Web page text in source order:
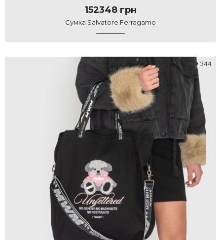
152348 грн
Сумка Salvatore Ferragamo
344